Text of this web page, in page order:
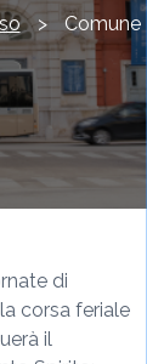
>
Comune
di
la corsa feriale
il